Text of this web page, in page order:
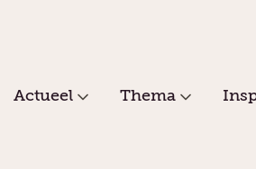
Actueel Thema